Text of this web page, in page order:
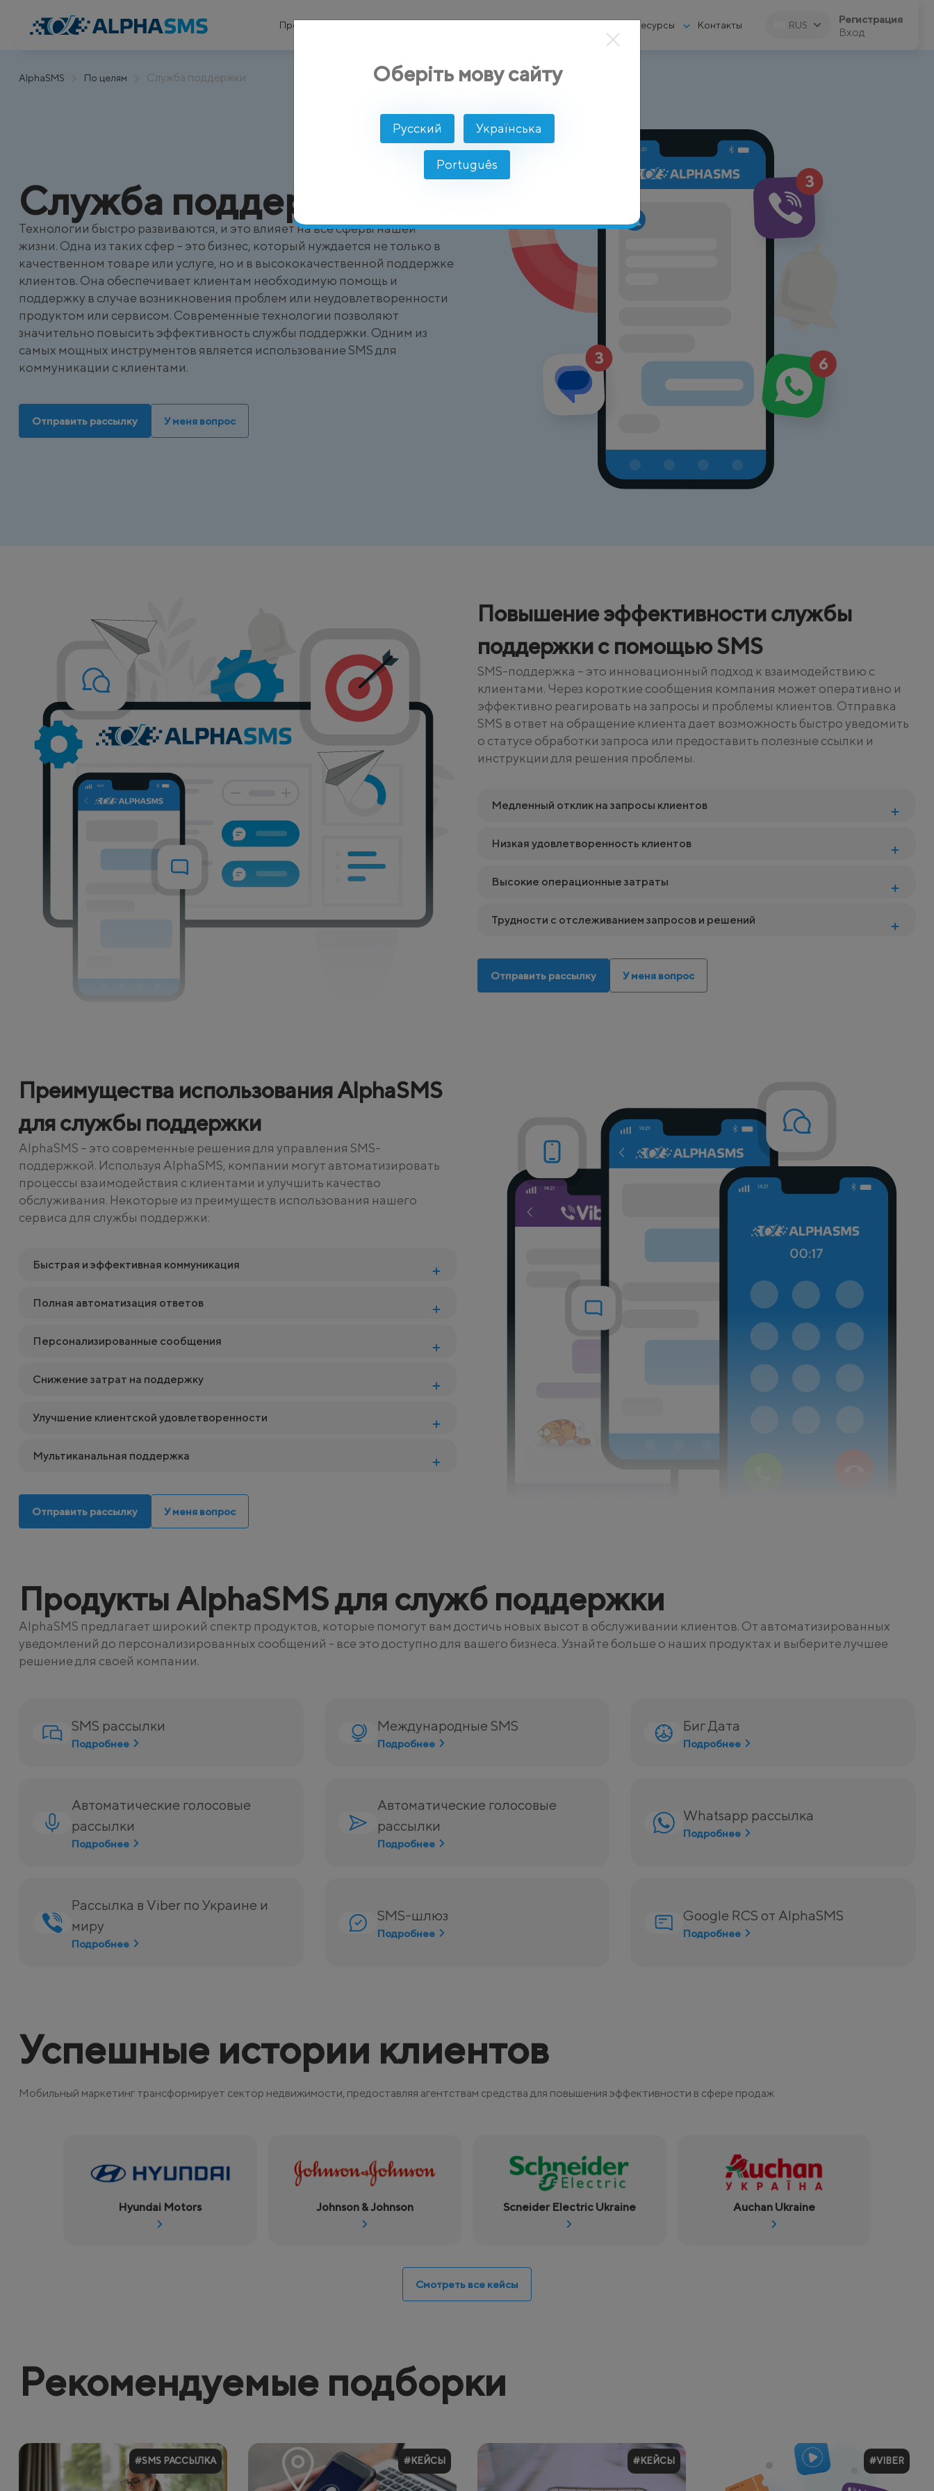
AlphaSMS По целям Служба поддержки
Продукты Ресурсы Контакты RUS Регистрация
Вход
Служба поддержки
Технологии быстро развиваются, и это влияет на все сферы нашей
жизни. Одна из таких сфер – это бизнес, который нуждается не только в
качественном товаре или услуге, но и в высококачественной поддержке
клиентов. Она обеспечивает клиентам необходимую помощь и
поддержку в случае возникновения проблем или неудовлетворенности
продуктом или сервисом. Современные технологии позволяют
значительно повысить эффективность службы поддержки. Одним из
самых мощных инструментов является использование SMS для
коммуникации с клиентами.
Отправить рассылку У меня вопрос
Повышение эффективности службы
поддержки с помощью SMS
SMS-поддержка – это инновационный подход к взаимодействию с
клиентами. Через короткие сообщения компания может оперативно и
эффективно реагировать на запросы и проблемы клиентов. Отправка
SMS в ответ на обращение клиента дает возможность быстро уведомить
о статусе обработки запроса или предоставить полезные ссылки и
инструкции для решения проблемы.
Медленный отклик на запросы клиентов
Низкая удовлетворенность клиентов
Высокие операционные затраты
Трудности с отслеживанием запросов и решений
Отправить рассылку У меня вопрос
Преимущества использования AlphaSMS
для службы поддержки
AlphaSMS – это современные решения для управления SMS-
поддержкой. Используя AlphaSMS, компании могут автоматизировать
процессы взаимодействия с клиентами и улучшить качество
обслуживания. Некоторые из преимуществ использования нашего
сервиса для службы поддержки:
Быстрая и эффективная коммуникация
Полная автоматизация ответов
Персонализированные сообщения
Снижение затрат на поддержку
Улучшение клиентской удовлетворенности
Мультиканальная поддержка
Отправить рассылку У меня вопрос
Продукты AlphaSMS для служб поддержки
AlphaSMS предлагает широкий спектр продуктов, которые помогут вам достичь новых высот в обслуживании клиентов. От автоматизированных
уведомлений до персонализированных сообщений - все это доступно для вашего бизнеса. Узнайте больше о наших продуктах и выберите лучшее
решение для своей компании.
SMS рассылки
Подробнее
Международные SMS
Подробнее
Биг Дата
Подробнее
Автоматические голосовые
рассылки
Подробнее
Автоматические голосовые
рассылки
Подробнее
Whatsapp рассылка
Подробнее
Рассылка в Viber по Украине и
миру
Подробнее
SMS-шлюз
Подробнее
Google RCS от AlphaSMS
Подробнее
Успешные истории клиентов
Мобильный маркетинг трансформирует сектор недвижимости, предоставляя агентствам средства для повышения эффективности в сфере продаж
Hyundai Motors Johnson & Johnson Scneider Electric Ukraine Auchan Ukraine
Смотреть все кейсы
Рекомендуемые подборки
#SMS РАССЫЛКА #КЕЙСЫ #КЕЙСЫ #VIBER
Оберіть мову сайту
Русский Українська
Português